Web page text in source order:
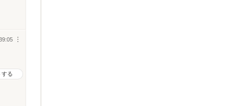
︙
する